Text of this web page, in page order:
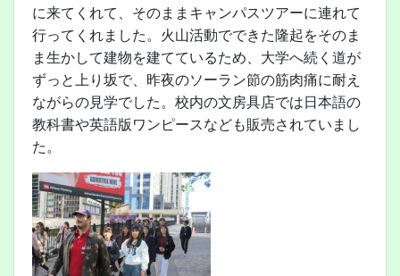
に来てくれて、そのままキャンパスツアーに連れて
行ってくれました。火山活動でできた隆起をそのま
ま生かして建物を建てているため、大学へ続く道が
ずっと上り坂で、昨夜のソーラン節の筋肉痛に耐え
ながらの見学でした。校内の文房具店では日本語の
教科書や英語版ワンピースなども販売されていまし
た。